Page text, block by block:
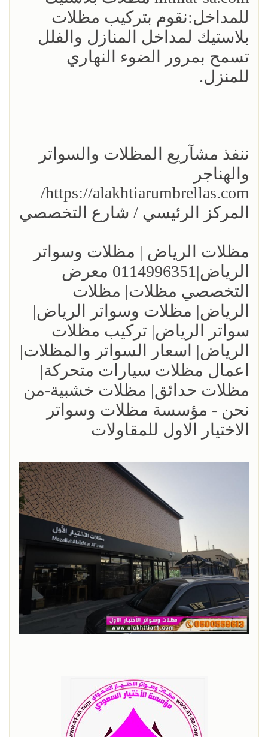
للمداخل:نقوم بتركيب مظلات
بلاستيك لمداخل المنازل والفلل
تسمح بمرور الضوء النهاري
للمنزل.
ننفذ مشآريع المظلات والسواتر
والهناجر
https://alakhtiarumbrellas.com/
المركز الرئيسي / شارع التخصصي
مظلات الرياض | مظلات وسواتر
الرياض|0114996351 معرض
التخصصي مظلات| مظلات
الرياض| مظلات وسواتر الرياض|
سواتر الرياض| تركيب مظلات
الرياض| اسعار السواتر والمظلات|
اعمال مظلات سيارات متحركة|
مظلات حدائق| مظلات خشبية-من
نحن - مؤسسة مظلات وسواتر
الاختيار الاول للمقاولات